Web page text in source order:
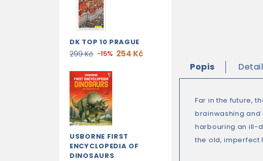
DK TOP 10 PRAGUE
299 Kč -15% 254 Kč
USBORNE FIRST
ENCYCLOPEDIA OF
DINOSAURS
Popis
Far in the future,
brainwashing and
harbouring an ill-
the old, imperfect